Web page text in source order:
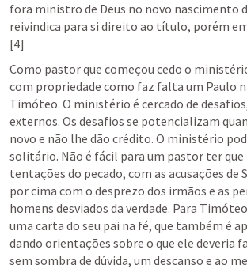
fora ministro de Deus no novo nascimento
reivindica para si direito ao título, porém
[4]
Como pastor que começou cedo o
com propriedade como faz falta um Paulo
Timóteo. O ministério é cercado de
externos. Os desafios se potencializam
novo e não lhe dão crédito. O ministério
solitário. Não é fácil para um pastor ter que
tentações do pecado, com as acusações de
por cima com o desprezo dos irmãos e as
homens desviados da verdade. Para
uma carta do seu pai na fé, que também é
dando orientações sobre o que ele deveria
sem sombra de dúvida, um descanso e ao